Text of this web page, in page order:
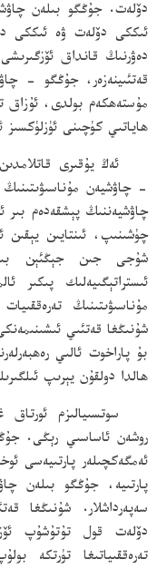
دۆلەت. جۇڭگو بىلەن
ئىككى دۆلەت ۋە ئىككى
دەۋرنىڭ قانداق
قەتئىينەزەر، جۇڭگو -
مۇستەھكەم بولدى، ئۇزاق
ھاياتىي كۈچىنى ئۈزلۈكسىز
ئەڭ يۇقىرى
- چاۋشيەن
چاۋشيەننىڭ پېشقەدەم بىر
چۈشىنىپ، ئىنتايىن
شۇجى جىن جېڭئېن
ئىستراتېگىيەلىك
مۇناسىۋىتىنىڭ
شۇنىڭغا قەتئىي
بۇ پاراخوت ئالىي
ھالدا دولقۇن يېرىپ
سوتسىيالىزم
روشەن ئاساسىي رېڭى.
ئەمگەكچىلەر پارتىيەسى
پارتىيە، جۇڭگو بىلەن
سەپەرداشلار. شۇنىڭغا
دۆلەت قول تۇتۇشۇپ ئۆز
تەرەققىياتىغا تۈرتكە